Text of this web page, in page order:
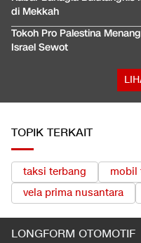
di Mekkah
Tokoh Pro Palestina
Israel Sewot
TOPIK TERKAIT
taksi terbang
mobil
vela prima nusantara
LONGFORM OTOMOTIF